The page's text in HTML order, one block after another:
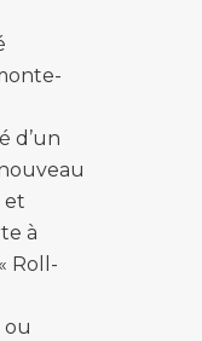
d’un
et
à
Roll-
ou